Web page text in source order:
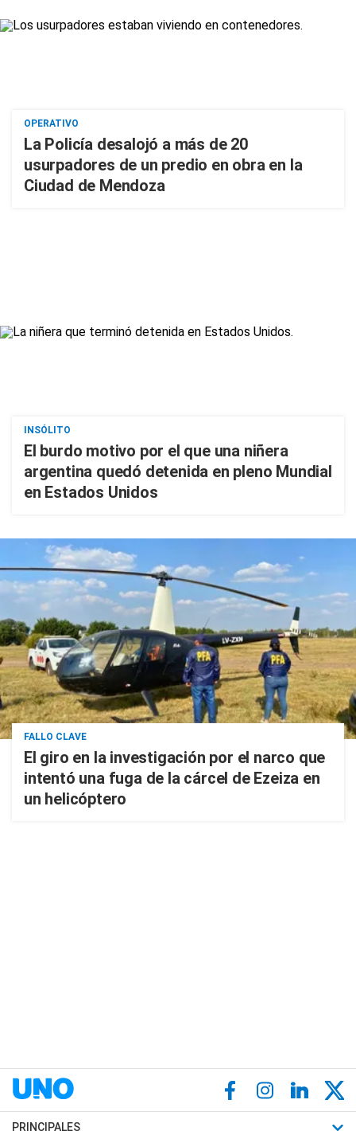
OPERATIVO
La Policía desalojó a más de 20
usurpadores de un predio en obra en la
Ciudad de Mendoza
INSÓLITO
El burdo motivo por el que una niñera
argentina quedó detenida en pleno Mundial
en Estados Unidos
FALLO CLAVE
El giro en la investigación por el narco que
intentó una fuga de la cárcel de Ezeiza en
un helicóptero
PRINCIPALES